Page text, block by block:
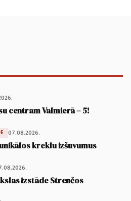
centram Valmierā – 5!
07.08.2026.
kreklu izšuvumus
izstāde Strenčos